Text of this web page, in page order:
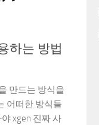
하는 방법
만드는 방식을
어떠한 방식들
xgen 진짜 사